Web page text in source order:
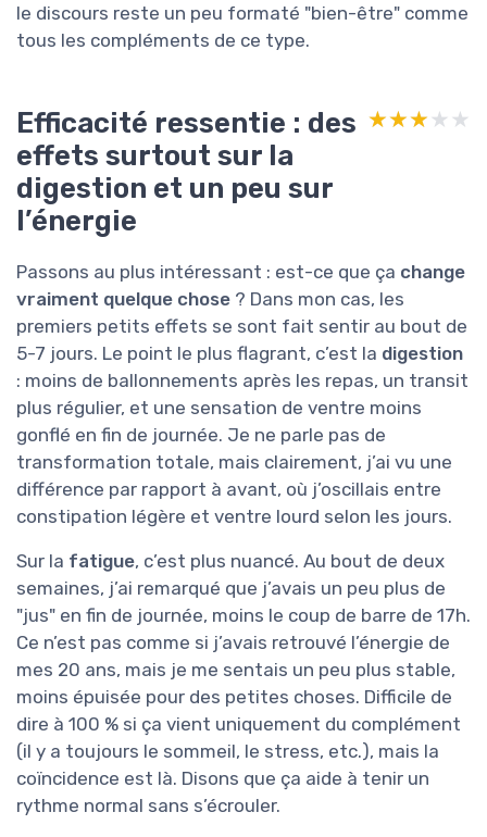
le discours reste un peu formaté "bien-être" comme
tous les compléments de ce type.
Efficacité ressentie : des
effets surtout sur la
digestion et un peu sur
l’énergie
★★★★★
★★★★★
Passons au plus intéressant : est-ce que ça change
vraiment quelque chose ? Dans mon cas, les
premiers petits effets se sont fait sentir au bout de
5-7 jours. Le point le plus flagrant, c’est la digestion
: moins de ballonnements après les repas, un transit
plus régulier, et une sensation de ventre moins
gonflé en fin de journée. Je ne parle pas de
transformation totale, mais clairement, j’ai vu une
différence par rapport à avant, où j’oscillais entre
constipation légère et ventre lourd selon les jours.
Sur la fatigue, c’est plus nuancé. Au bout de deux
semaines, j’ai remarqué que j’avais un peu plus de
"jus" en fin de journée, moins le coup de barre de 17h.
Ce n’est pas comme si j’avais retrouvé l’énergie de
mes 20 ans, mais je me sentais un peu plus stable,
moins épuisée pour des petites choses. Difficile de
dire à 100 % si ça vient uniquement du complément
(il y a toujours le sommeil, le stress, etc.), mais la
coïncidence est là. Disons que ça aide à tenir un
rythme normal sans s’écrouler.